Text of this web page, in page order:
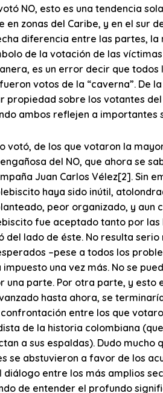
NO, esto es una tendencia
en zonas del Caribe, y en el sur
diferencia entre las partes,
de la votación de las
es un error decir que
votos de la “caverna”. De
propiedad sobre los votantes
ambos reflejen a importantes
votó, de los que votaron la
del NO, que ahora se
Juan Carlos Vélez[2]. Sin
haya sido inútil,
peor organizado, y aun
fue aceptado tanto por
del lado de éste. No resulta
–pese a todos los
una vez más. No se
parte. Por otra parte, y esto
hasta ahora, se
entre los que
de la historia colombiana
a sus espaldas). Dudo
se abstuvieron a favor de los
entre los más amplios
de entender el profundo